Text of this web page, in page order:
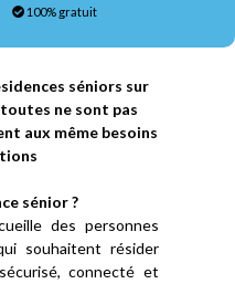
100% gratuit
séniors sur
ne sont pas
aux même besoins
sénior ?
des personnes
souhaitent résider
connecté et